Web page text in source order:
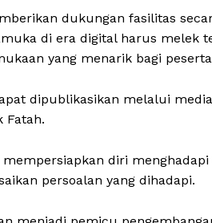
dukungan fasilitas
di era digital harus melek
yang menarik bagi
dipublikasikan melalui
Fatah.
diri
persoalan yang dihadapi.